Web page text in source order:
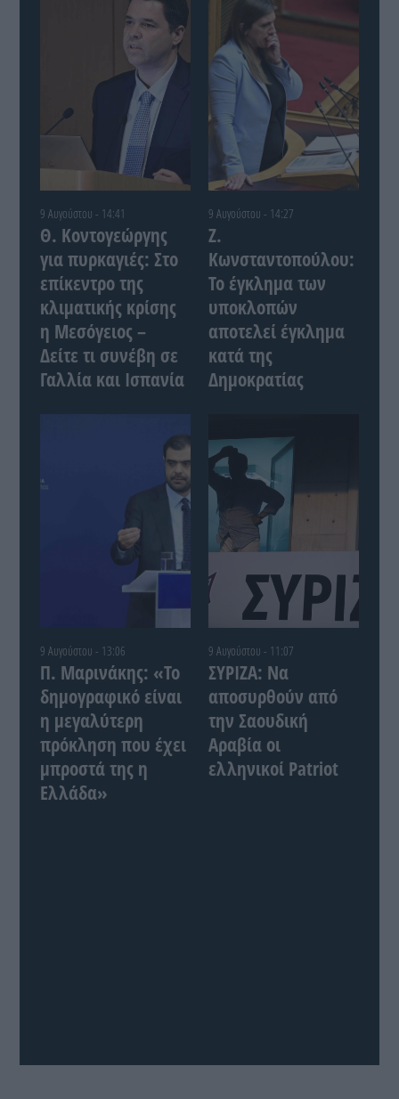
9 Αυγούστου - 14:41
Θ. Κοντογεώργης
για πυρκαγιές: Στο
επίκεντρο της
κλιματικής κρίσης
η Μεσόγειος –
Δείτε τι συνέβη σε
Γαλλία και Ισπανία
9 Αυγούστου - 14:27
Ζ.
Κωνσταντοπούλου:
Το έγκλημα των
υποκλοπών
αποτελεί έγκλημα
κατά της
Δημοκρατίας
9 Αυγούστου - 13:06
Π. Μαρινάκης: «Το
δημογραφικό είναι
η μεγαλύτερη
πρόκληση που έχει
μπροστά της η
Ελλάδα»
9 Αυγούστου - 11:07
ΣΥΡΙΖΑ: Να
αποσυρθούν από
την Σαουδική
Αραβία οι
ελληνικοί Patriot